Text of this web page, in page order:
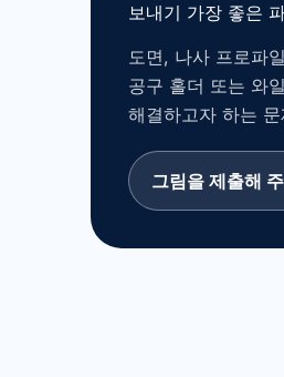
보내기 가장 좋은
도면, 나사 프로파
공구 홀더 또는 와
해결하고자 하는 문
그림을 제출해